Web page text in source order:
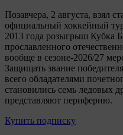
Позавчера, 2 августа, взял
официальный хоккейный
2013 года розыгрыш Кубка
прославленного
вообще в сезоне-2026/27
Защищать звание
всего обладателями
становились семь ледовых
представляют периферию.
Купить подписку